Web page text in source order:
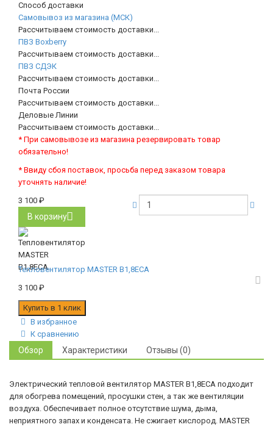
Способ доставки
Самовывоз из магазина (МСК)
Рассчитываем стоимость доставки...
ПВЗ Boxberry
Рассчитываем стоимость доставки...
ПВЗ СДЭК
Рассчитываем стоимость доставки...
Почта России
Рассчитываем стоимость доставки...
Деловые Линии
Рассчитываем стоимость доставки...
* При самовывозе из магазина резервировать товар
обязательно!
* Ввиду сбоя поставок, просьба перед заказом товара
уточнять наличие!
3 100 ₽
В корзину
Тепловентилятор MASTER B1,8ECA
3 100 ₽
В избранное
К сравнению
Обзор Характеристики Отзывы (0)
Электрический тепловой вентилятор MASTER B1,8ECA подходит
для обогрева помещений, просушки стен, а так же вентиляции
воздуха. Обеспечивает полное отсутствие шума, дыма,
неприятного запах и конденсата. Не сжигает кислород. MASTER